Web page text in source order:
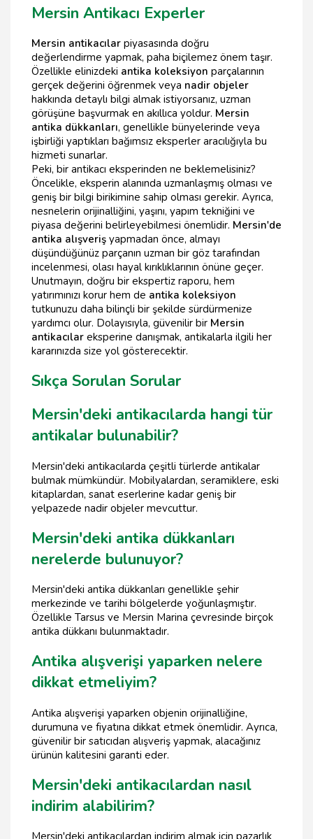
Mersin Antikacı Experler
Mersin antikacılar piyasasında doğru
değerlendirme yapmak, paha biçilemez önem taşır.
Özellikle elinizdeki antika koleksiyon parçalarının
gerçek değerini öğrenmek veya nadir objeler
hakkında detaylı bilgi almak istiyorsanız, uzman
görüşüne başvurmak en akıllıca yoldur. Mersin
antika dükkanları, genellikle bünyelerinde veya
işbirliği yaptıkları bağımsız eksperler aracılığıyla bu
hizmeti sunarlar.
Peki, bir antikacı eksperinden ne beklemelisiniz?
Öncelikle, eksperin alanında uzmanlaşmış olması ve
geniş bir bilgi birikimine sahip olması gerekir. Ayrıca,
nesnelerin orijinalliğini, yaşını, yapım tekniğini ve
piyasa değerini belirleyebilmesi önemlidir. Mersin'de
antika alışveriş yapmadan önce, almayı
düşündüğünüz parçanın uzman bir göz tarafından
incelenmesi, olası hayal kırıklıklarının önüne geçer.
Unutmayın, doğru bir ekspertiz raporu, hem
yatırımınızı korur hem de antika koleksiyon
tutkunuzu daha bilinçli bir şekilde sürdürmenize
yardımcı olur. Dolayısıyla, güvenilir bir Mersin
antikacılar eksperine danışmak, antikalarla ilgili her
kararınızda size yol gösterecektir.
Sıkça Sorulan Sorular
Mersin'deki antikacılarda hangi tür
antikalar bulunabilir?
Mersin'deki antikacılarda çeşitli türlerde antikalar
bulmak mümkündür. Mobilyalardan, seramiklere, eski
kitaplardan, sanat eserlerine kadar geniş bir
yelpazede nadir objeler mevcuttur.
Mersin'deki antika dükkanları
nerelerde bulunuyor?
Mersin'deki antika dükkanları genellikle şehir
merkezinde ve tarihi bölgelerde yoğunlaşmıştır.
Özellikle Tarsus ve Mersin Marina çevresinde birçok
antika dükkanı bulunmaktadır.
Antika alışverişi yaparken nelere
dikkat etmeliyim?
Antika alışverişi yaparken objenin orijinalliğine,
durumuna ve fiyatına dikkat etmek önemlidir. Ayrıca,
güvenilir bir satıcıdan alışveriş yapmak, alacağınız
ürünün kalitesini garanti eder.
Mersin'deki antikacılardan nasıl
indirim alabilirim?